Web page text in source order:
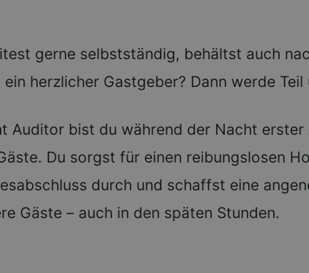
gerne selbstständig, behältst auch
herzlicher Gastgeber? Dann werde Teil
Auditor bist du während der Nacht
Du sorgst für einen reibungslosen
durch und schaffst eine
Gäste – auch in den späten Stunden.